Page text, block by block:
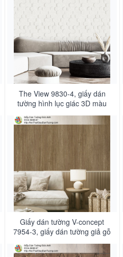
The View 9830-4, giấy dán
tường hình lục giác 3D màu
Giấy dán tường V-concept
7954-3, giấy dán tường giả gỗ
màu nâu nhạt, giấy gỗ màu
vàng đậm, nâu đất